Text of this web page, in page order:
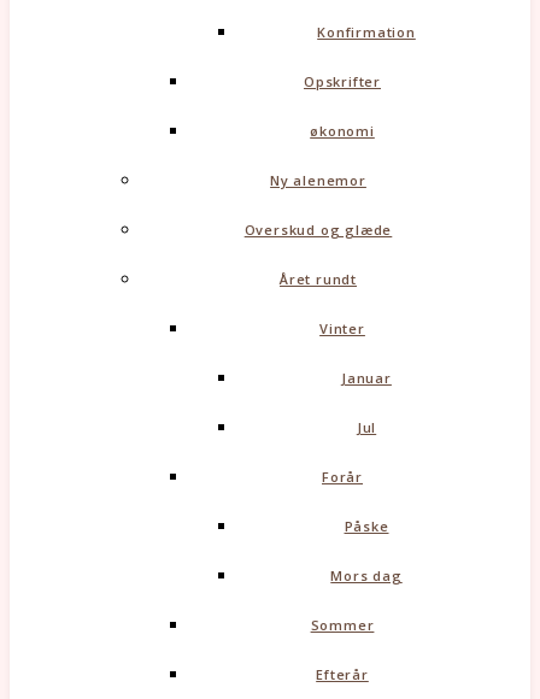
Konfirmation
Opskrifter
økonomi
Ny alenemor
Overskud og glæde
Året rundt
Vinter
Januar
Jul
Forår
Påske
Mors dag
Sommer
Efterår